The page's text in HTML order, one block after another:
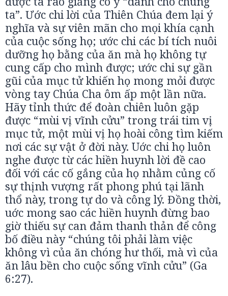
ta”. Ước chi lời của Thiên Chúa đem lại ý
nghĩa và sự viên mãn cho mọi khía cạnh
của cuộc sống họ; ước chi các bí tích nuôi
dưỡng họ bằng của ăn mà họ không tự
cung cấp cho mình được; ước chi sự gần
gũi của mục tử khiến họ mong mỏi được
vòng tay Chúa Cha ôm ấp một lần nữa.
Hãy tỉnh thức để đoàn chiên luôn gặp
được “mùi vị vĩnh cửu” trong trái tim vị
mục tử, một mùi vị họ hoài công tìm kiếm
nơi các sự vật ở đời này. Uớc chi họ luôn
nghe được từ các hiền huynh lời đề cao
đối với các cố gắng của họ nhằm củng cố
sự thịnh vượng rất phong phú tại lãnh
thổ này, trong tự do và công lý. Đồng thời,
uớc mong sao các hiền huynh đừng bao
giờ thiếu sự can đảm thanh thản để công
bố điều này “chúng tôi phải làm việc
không vì của ăn chóng hư thối, mà vì của
ăn lâu bền cho cuộc sống vĩnh cửu” (Ga
6:27).